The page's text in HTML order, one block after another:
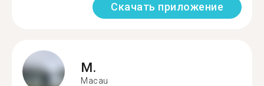
Скачать приложение
M.
Macau